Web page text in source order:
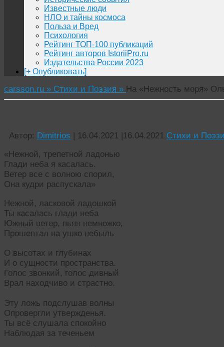
Известные люди
НЛО и тайны космоса
Польза и Вред
Психология
Рейтинг ТОП-100 публикаций
Рейтинг авторов IstoriiPro.ru
Издательства России 2023
[+ Опубликовать]
carsson.ru » Стихи и Поэзия » На «Нежность моря»
Автор: Dimitrios | 16.04.2021 |16.04.2021 Стихи и
«Нежной, трепетной ладонью
Глади неба я касалась.
Ветер все с волною спорил,
Она кудри распускала»
Нежной, ласковой ладошкой
Ты касалась глади неба
Южный ветер, пьян немножко,
Прошептал на ушко небыль
О высотах и глубинах
И о сущности пространства.
Голос звонкий, голос дивный
Врал находчиво и страстно.
Эту ложь подслушав волны
Опровергли утвержденья.
Ты всё слушала спокойно
Наблюдая за теченьем